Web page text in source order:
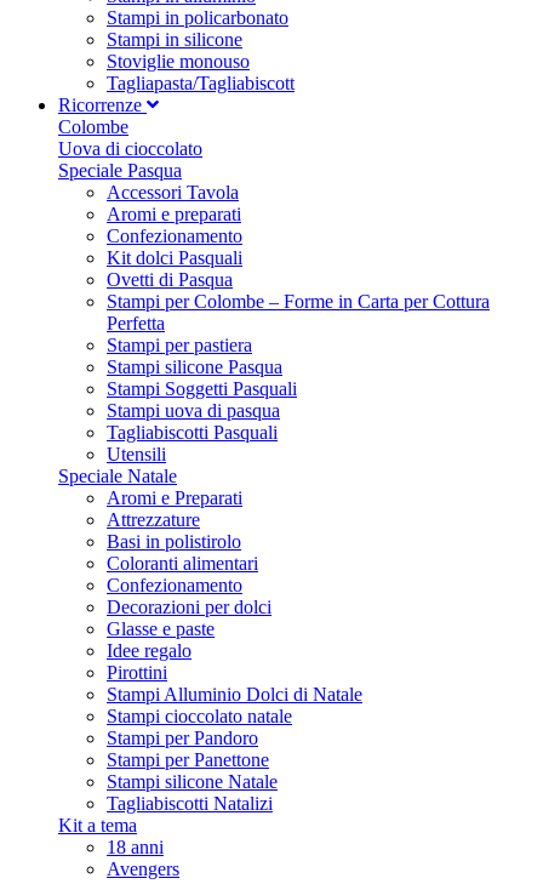
Stampi in policarbonato
Stampi in silicone
Stoviglie monouso
Tagliapasta/Tagliabiscott
Ricorrenze
Colombe
Uova di cioccolato
Speciale Pasqua
Accessori Tavola
Aromi e preparati
Confezionamento
Kit dolci Pasquali
Ovetti di Pasqua
Stampi per Colombe – Forme in Carta per Cottura
Perfetta
Stampi per pastiera
Stampi silicone Pasqua
Stampi Soggetti Pasquali
Stampi uova di pasqua
Tagliabiscotti Pasquali
Utensili
Speciale Natale
Aromi e Preparati
Attrezzature
Basi in polistirolo
Coloranti alimentari
Confezionamento
Decorazioni per dolci
Glasse e paste
Idee regalo
Pirottini
Stampi Alluminio Dolci di Natale
Stampi cioccolato natale
Stampi per Pandoro
Stampi per Panettone
Stampi silicone Natale
Tagliabiscotti Natalizi
Kit a tema
18 anni
Avengers